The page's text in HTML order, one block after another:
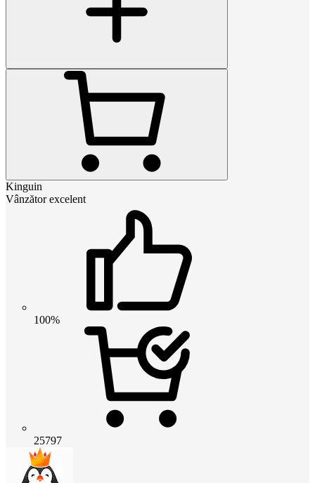
Kinguin
Vânzător excelent
100%
25797